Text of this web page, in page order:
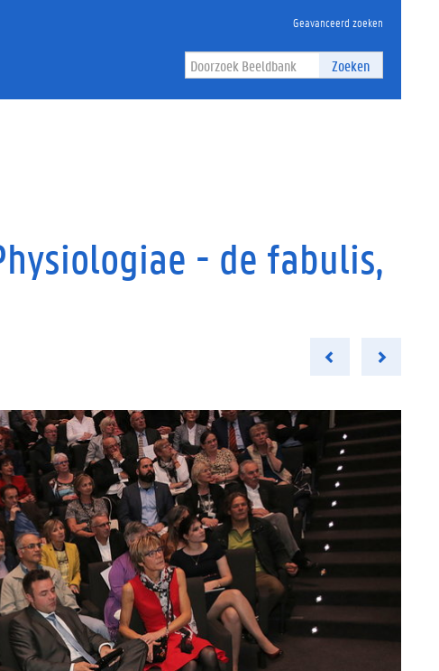
Geavanceerd zoeken
Zoeken
- de fabulis,